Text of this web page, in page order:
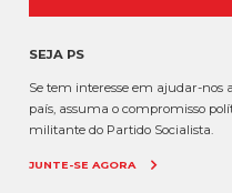
SEJA PS
Se tem interesse em ajudar-nos
país, assuma o compromisso
militante do Partido Socialista.
JUNTE-SE AGORA